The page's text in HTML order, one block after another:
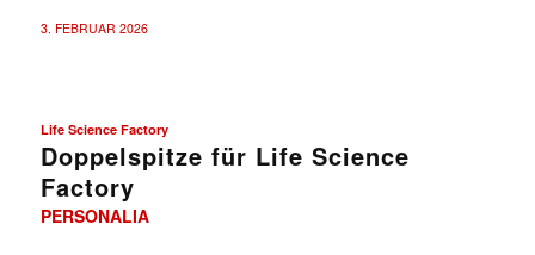
3. FEBRUAR 2026
Life Science Factory
Doppelspitze für Life Science
Factory
PERSONALIA